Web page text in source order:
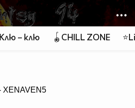
– клю 🪀CHILL ZONE
XENAVEN5